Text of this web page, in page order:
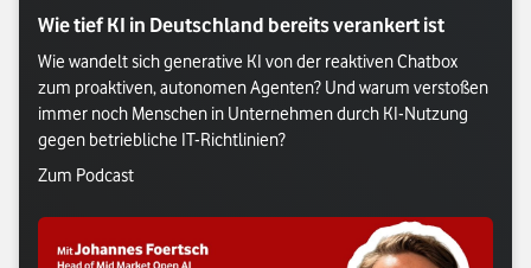
Wie tief KI in Deutschland bereits verankert ist
Wie wandelt sich generative KI von der reaktiven Chatbox
zum proaktiven, autonomen Agenten? Und warum verstoßen
immer noch Menschen in Unternehmen durch KI-Nutzung
gegen betriebliche IT-Richtlinien?
Verlasse Vodafone Webseite: Zum Podcast
Zum Podcast